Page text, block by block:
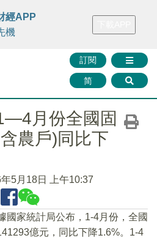
FINMETA 財華證券 媒體矩陣
訂閱
简
經APP
機
月份全國固
農戶)同比下
5月18日 上午10:37
國家統計局公布，1-4月份，全國
億元，同比下降1.6%。1-4